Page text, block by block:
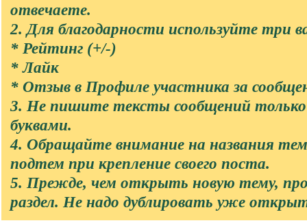
отвечаете.
2. Для благодарности используйте три
* Рейтинг (+/-)
* Лайк
* Отзыв в Профиле участника за
3. Не пишите тексты сообщений
буквами.
4. Обращайте внимание на названия
подтем при крепление своего поста.
5. Прежде, чем открыть новую тему,
раздел. Не надо дублировать уже